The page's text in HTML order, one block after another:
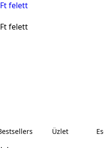
felett
felett
Üzlet